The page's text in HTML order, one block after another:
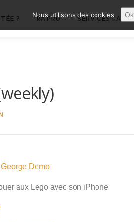
? RA’PRO SERVICES RA’PRO
Demo
aux Lego avec son iPhone
Nous utilisons des cookies. Ok